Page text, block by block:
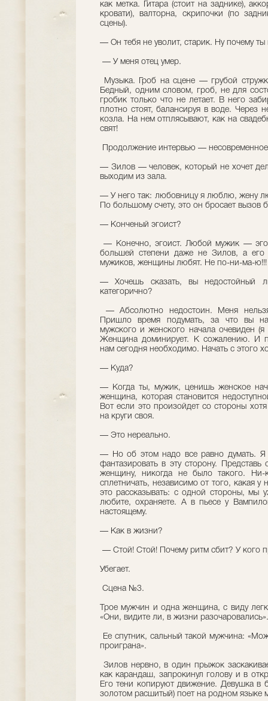
как метка. Гитара (стоит на заднике),
кровати), валторна, скрипочки (по
сцены).
— Он тебя не уволит, старик. Ну почему
— У меня отец умер.
Музыка. Гроб на сцене — грубой
Бедный, одним словом, гроб, не для
гробик только что не летает. В него
плотно стоят, балансируя в воде. Через
козла. На нем отплясывают, как на
свят!
Продолжение интервью —
— Зилов — человек, который не хочет
выходим из зала.
— У него так: любовницу я люблю, жену
По большому счету, это он бросает вызов
— Конченый эгоист?
— Конечно, эгоист. Любой мужик —
большей степени даже не Зилов, а
мужиков, женщины любят. Не по-ни-ма-ю!!!
— Хочешь сказать, вы
категорично?
— Абсолютно недостоин. Меня
Пришло время подумать, за что вы
мужского и женского начала очевиден
Женщина доминирует. К сожалению. И
нам сегодня необходимо. Начать с этого
— Куда?
— Когда ты, мужик, ценишь женское
женщина, которая становится
Вот если это произойдет со стороны
на круги своя.
— Это нереально.
— Но об этом надо все равно думать. Я
фантазировать в эту сторону.
женщину, никогда не было такого. Ни-
сплетничать, независимо от того, какая
это рассказывать: с одной стороны,
любите, охраняете. А в пьесе у
настоящему.
— Как в жизни?
— Стой! Стой! Почему ритм сбит? У кого
Убегает.
Сцена №3.
Трое мужчин и одна женщина, с виду
«Они, видите ли, в жизни разочаровались».
Ее спутник, сальный такой мужчина:
проиграна».
Зилов нервно, в один прыжок
как карандаш, запрокинул голову и в
Его тени копируют движение. Девушка в
золотом расшитый) поет на родном языке